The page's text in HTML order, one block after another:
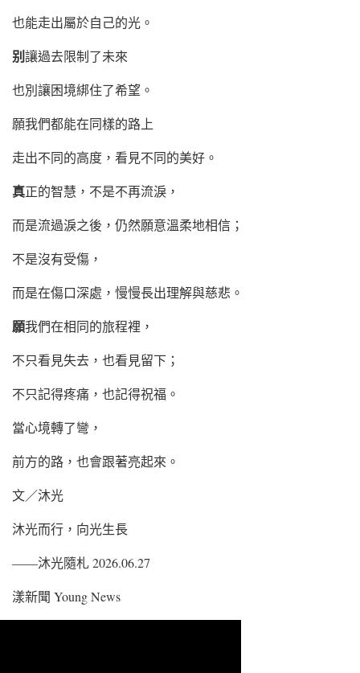
也能走出屬於自己的光。
别讓過去限制了未來
也別讓困境綁住了希望。
願我們都能在同樣的路上
走出不同的高度，看見不同的美好。
真正的智慧，不是不再流淚，
而是流過淚之後，仍然願意溫柔地相信；
不是沒有受傷，
而是在傷口深處，慢慢長出理解與慈悲。
願我們在相同的旅程裡，
不只看見失去，也看見留下；
不只記得疼痛，也記得祝福。
當心境轉了彎，
前方的路，也會跟著亮起來。
文／沐光
沐光而行，向光生長
——沐光隨札 2026.06.27
漾新聞 Young News